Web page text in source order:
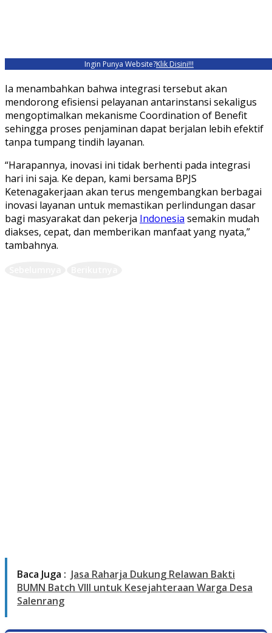
Ingin Punya Website?Klik Disini!!!
Ia menambahkan bahwa integrasi tersebut akan
mendorong efisiensi pelayanan antarinstansi sekaligus
mengoptimalkan mekanisme Coordination of Benefit
sehingga proses penjaminan dapat berjalan lebih efektif
tanpa tumpang tindih layanan.
“Harapannya, inovasi ini tidak berhenti pada integrasi
hari ini saja. Ke depan, kami bersama BPJS
Ketenagakerjaan akan terus mengembangkan berbagai
inovasi layanan untuk memastikan perlindungan dasar
bagi masyarakat dan pekerja Indonesia semakin mudah
diakses, cepat, dan memberikan manfaat yang nyata,”
tambahnya.
Baca Juga : Jasa Raharja Dukung Relawan Bakti
BUMN Batch VIII untuk Kesejahteraan Warga Desa
Salenrang